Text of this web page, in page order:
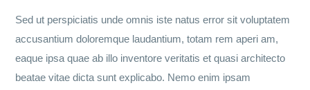
Sed ut perspiciatis unde omnis iste natus error sit voluptatem
accusantium doloremque laudantium, totam rem aperi am,
eaque ipsa quae ab illo inventore veritatis et quasi architecto
beatae vitae dicta sunt explicabo. Nemo enim ipsam